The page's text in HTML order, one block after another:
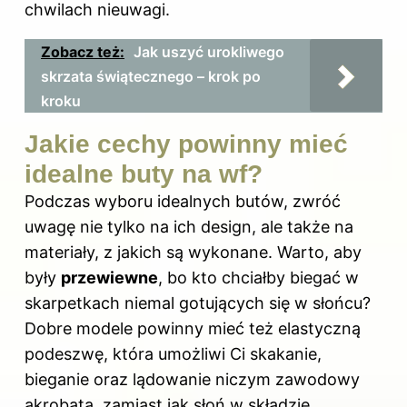
chwilach nieuwagi.
Zobacz też: Jak uszyć urokliwego
skrzata świątecznego – krok po
kroku
Jakie cechy powinny mieć
idealne buty na wf?
Podczas wyboru idealnych butów, zwróć
uwagę nie tylko na ich design, ale także na
materiały, z jakich są wykonane. Warto, aby
były przewiewne, bo kto chciałby biegać w
skarpetkach niemal gotujących się w słońcu?
Dobre modele powinny mieć też elastyczną
podeszwę, która umożliwi Ci skakanie,
bieganie oraz lądowanie niczym zawodowy